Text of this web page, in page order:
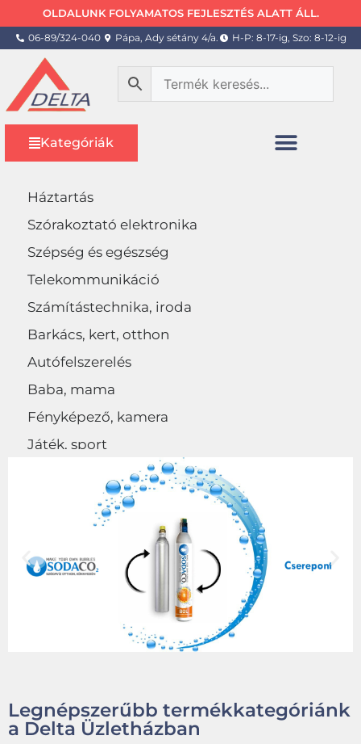
OLDALUNK FOLYAMATOS FEJLESZTÉS ALATT ÁLL.
06-89/324-040 Pápa, Ady sétány 4/a. H-P: 8-17-ig, Szo: 8-12-ig
Kategóriák
Háztartás
Szórakoztató elektronika
Szépség és egészség
Telekommunikáció
Számítástechnika, iroda
Barkács, kert, otthon
Autófelszerelés
Baba, mama
Fényképező, kamera
Játék, sport
Legnépszerűbb termékkategóriánk
a Delta Üzletházban